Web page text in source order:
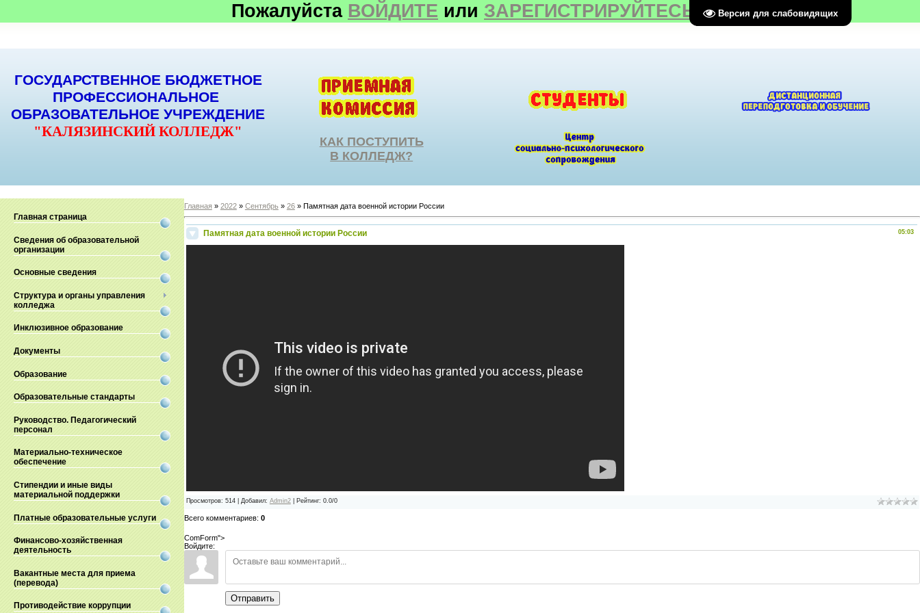
Версия для слабовидящих
Пожалуйста ВОЙДИТЕ или ЗАРЕГИСТРИРУЙТЕСЬ
ГОСУДАРСТВЕННОЕ БЮДЖЕТНОЕ
ПРОФЕССИОНАЛЬНОЕ
ОБРАЗОВАТЕЛЬНОЕ УЧРЕЖДЕНИЕ
"КАЛЯЗИНСКИЙ КОЛЛЕДЖ"
КАК ПОСТУПИТЬ
В КОЛЛЕДЖ?
Главная страница
Сведения об образовательной
организации
Основные сведения
Структура и органы управления
колледжа
Инклюзивное образование
Документы
Образование
Образовательные стандарты
Руководство. Педагогический
персонал
Материально-техническое
обеспечение
Стипендии и иные виды
материальной поддержки
Платные образовательные услуги
Финансово-хозяйственная
деятельность
Вакантные места для приема
(перевода)
Противодействие коррупции
Главная» 2022 » Сентябрь » 26» Памятная дата военной истории России
05:03
Памятная дата военной истории России
Просмотров: 514| Добавил: Admin2 Рейтинг: 0.0/0
Всего комментариев: 0
ComForm">
Войдите:
Отправить